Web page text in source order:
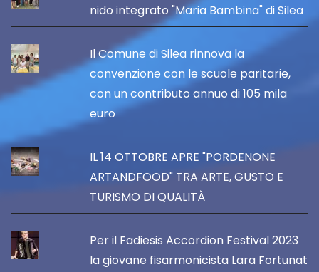
nido integrato "Maria Bambina" di Silea
Il Comune di Silea rinnova la
convenzione con le scuole paritarie,
con un contributo annuo di 105 mila
euro
IL 14 OTTOBRE APRE "PORDENONE
ARTANDFOOD" TRA ARTE, GUSTO E
TURISMO DI QUALITÀ
Per il Fadiesis Accordion Festival 2023
la giovane fisarmonicista Lara Fortunat